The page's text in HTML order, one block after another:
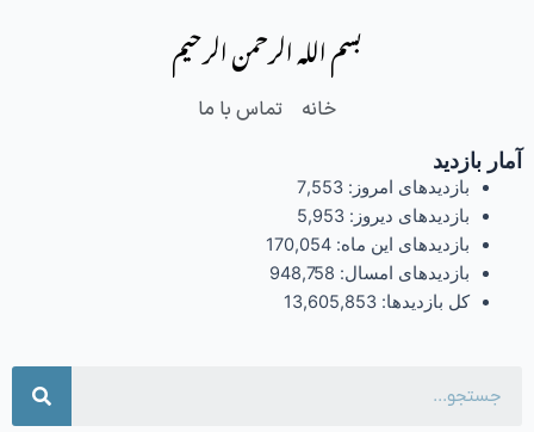
بسم الله الرحمن الرحیم
خانه تماس با ما
آمار بازدید
بازدیدهای امروز: 7,553
بازدیدهای دیروز: 5,953
بازدیدهای این ماه: 170,054
بازدیدهای امسال: 948,758
کل بازدیدها: 13,605,853